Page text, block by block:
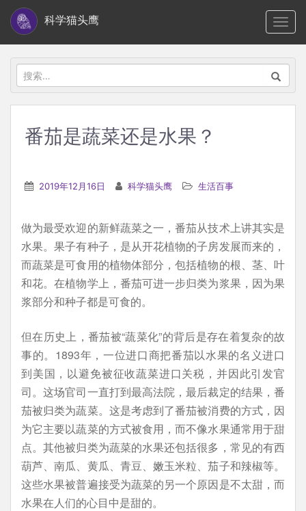
i
科学猫头鹰
搜
索：
番茄是蔬菜还是水果？
2019年12月16日 科学猫头鹰 生活百事
做为最受欢迎的新鲜蔬菜之一，番茄从技术上讲其实是
水果。果子有种子，是从开花植物的子房发展而来的，
而蔬菜是可食用的植物体部分，包括植物的根、茎、叶
和花。在植物学上，番茄可进一步归类为浆果，因为果
浆部分和种子都是可食的。
但在历史上，番茄被“蔬菜化”的背后是存在着复杂的故
事的。1893年，一位进口商把番茄以水果的名义进口
到美国，以避免被征收蔬菜进口关税，并因此引发官
司。这场官司一直打到最高法院，最后裁定的结果，番
茄被归类为蔬菜。这是考虑到了番茄被消费的方式，因
为它主要以蔬菜的方式被食用，而不像水果通常用于甜
点。其他被归类为蔬菜的水果还包括很多，常见的有西
葫芦、南瓜、黄瓜、青豆、嫩玉米粒、茄子和辣椒等。
这些水果被普遍接受为蔬菜的另一个原因是不太甜，而
水果在人们的心目中是甜的。